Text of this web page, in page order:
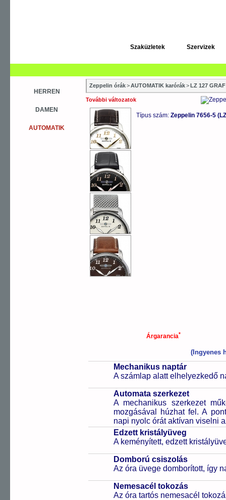
Szaküzletek Szervizek
HERREN
DAMEN
AUTOMATIK
Zeppelin órák>AUTOMATIK karórák>LZ 127
További változatok
Típus szám: Zeppelin 7656-5
Árgarancia*
(Ingyenes
Mechanikus naptár
A számlap alatt elhelyezkedő
Automata szerkezet
A mechanikus szerkezet
mozgásával húzhat fel. A
napi nyolc órát aktívan viselni
Edzett kristályüveg
A keményített, edzett
Domború csiszolás
Az óra üvege domborított, így
Nemesacél tokozás
Az óra tartós nemesacél